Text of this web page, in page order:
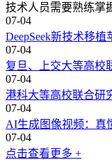
技术人员需要熟练掌
07-04
DeepSeek新技术移
07-04
复旦、上交大等高校
07-04
港科大等高校联合研
07-04
AI生成图像视频：真
07-04
点击查看更多 +